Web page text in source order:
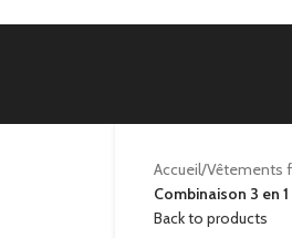
Accueil/Vêtements
Combinaison 3 en
Back to products